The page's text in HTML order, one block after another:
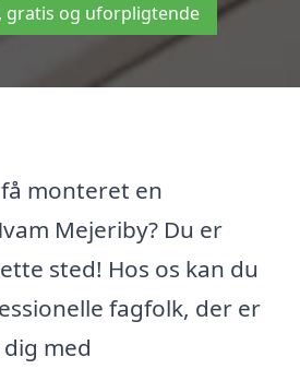
gratis og uforpligtende
monteret en
Mejeriby? Du er
sted! Hos os kan du
fagfolk, der er
med